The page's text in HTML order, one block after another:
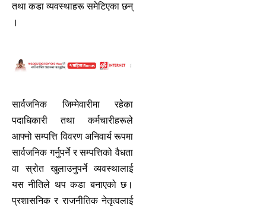
तथा कडा व्यवस्थाहरू समेटिएका छन्
।
सार्वजनिक जिम्मेवारीमा रहेका
पदाधिकारी तथा कर्मचारीहरूले
आफ्नो सम्पत्ति विवरण अनिवार्य रूपमा
सार्वजनिक गर्नुपर्ने र सम्पत्तिको वैधता
वा स्रोत खुलाउनुपर्ने व्यवस्थालाई
यस नीतिले थप कडा बनाएको छ।
प्रशासनिक र राजनीतिक नेतृत्वलाई